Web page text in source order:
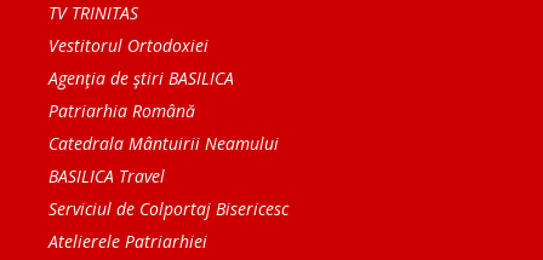
TV TRINITAS
Vestitorul Ortodoxiei
Agenţia de ştiri BASILICA
Patriarhia Română
Catedrala Mântuirii Neamului
BASILICA Travel
Serviciul de Colportaj Bisericesc
Atelierele Patriarhiei